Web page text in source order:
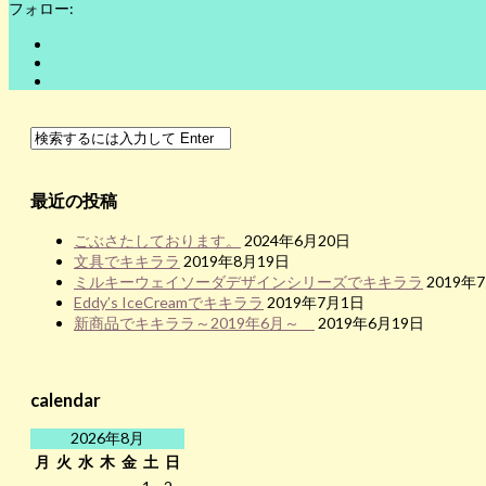
フォロー:
最近の投稿
ごぶさたしております。
2024年6月20日
文具でキキララ 2019年8月19日
ミルキーウェイソーダデザインシリーズでキキララ 2019年
Eddy’s IceCreamでキキララ 2019年7月1日
新商品でキキララ～2019年6月～
2019年6月19日
calendar
2026年8月
月 火 水 木 金 土 日